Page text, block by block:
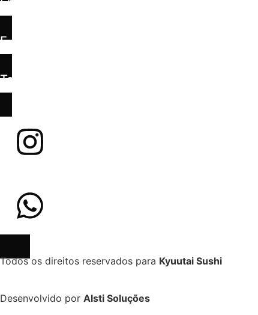
R. Carlos Graf, 60 - Jd. Maluche, Brusque - SC
E-Mail:
kyuutai@hotmail.com
Telefone:
(47) 3019-4150
Todos os direitos reservados para Kyuutai Sushi
Desenvolvido por Alsti Soluções